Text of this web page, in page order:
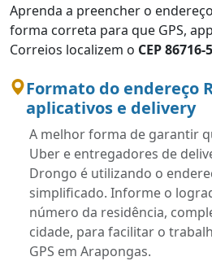
Aprenda a preencher o
forma correta para que GPS,
Correios localizem o CEP 86716-
Formato do endereço
aplicativos e delivery
A melhor forma de garantir
Uber e entregadores de
Drongo é utilizando o
simplificado. Informe o
número da residência,
cidade, para facilitar o
GPS em Arapongas.